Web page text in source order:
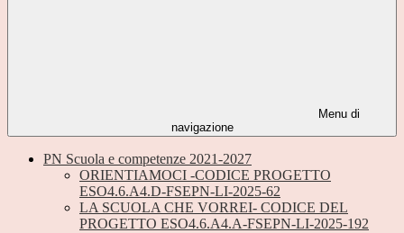
Menu di
navigazione
PN Scuola e competenze 2021-2027
ORIENTIAMOCI -CODICE PROGETTO
ESO4.6.A4.D-FSEPN-LI-2025-62
LA SCUOLA CHE VORREI- CODICE DEL
PROGETTO ESO4.6.A4.A-FSEPN-LI-2025-192